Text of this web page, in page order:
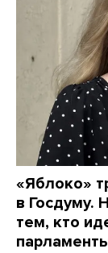
«Яблоко»
в Госдуму.
тем, кто